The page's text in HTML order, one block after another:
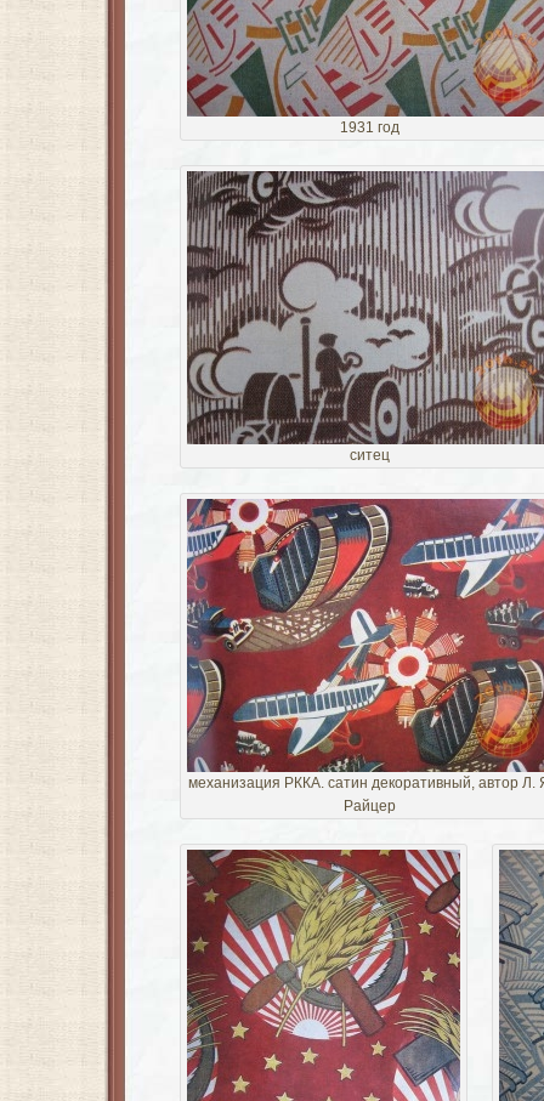
1931 год
ситец
механизация РККА. сатин декоративный, автор Л.
Райцер